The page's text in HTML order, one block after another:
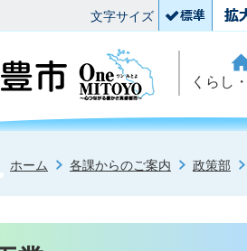
文字サイズ
くらし
ホーム 各課からのご案内 政策部